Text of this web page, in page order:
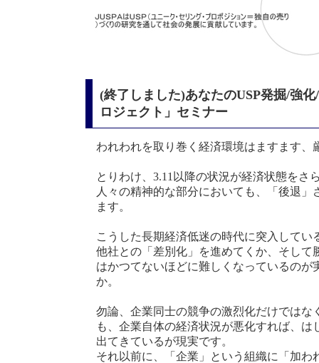
(終了しました)あなたのUSP発掘/強
ロジェクト」セミナー
われわれを取り巻く経済環境はますます、
とりわけ、3.11以降の状況が経済状態をさ
人々の精神的な部分においても、「後退」
ます。
こうした長期経済低迷の時代に突入してい
他社との「差別化」を進めてくか、そして
はかつてないほどに難しくなっているのが
か。
勿論、企業同士の競争の激烈化だけではな
も、企業自体の経済状況が悪化すれば、は
出てきているが現実です。
それ以前に、「企業」という組織に「加わ